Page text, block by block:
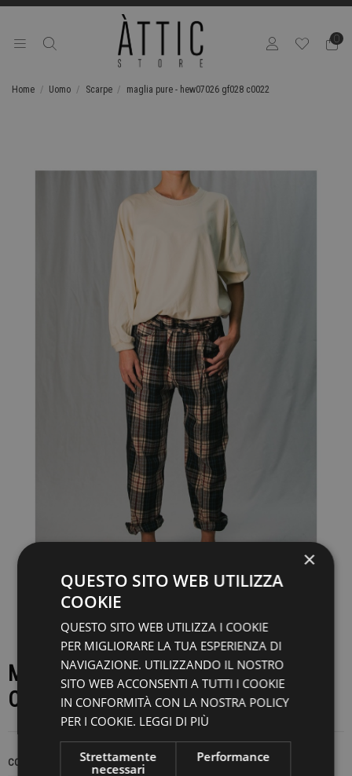
0
Home Uomo Scarpe maglia pure - hew07026 gf028 c0022
MAGLIA PURE - HEW07026 GF028
C0022
COLORE TAGLIE INTERNAZIONALI
×
QUESTO SITO WEB UTILIZZA
COOKIE
QUESTO SITO WEB UTILIZZA I COOKIE
PER MIGLIORARE LA TUA ESPERIENZA DI
NAVIGAZIONE. UTILIZZANDO IL NOSTRO
SITO WEB ACCONSENTI A TUTTI I COOKIE
IN CONFORMITÀ CON LA NOSTRA POLICY
PER I COOKIE. LEGGI DI PIÙ
Strettamente
necessari
Performance